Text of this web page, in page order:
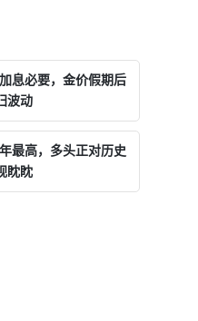
息必要，金价假期后
波动
最高，多头正对历史
眈眈